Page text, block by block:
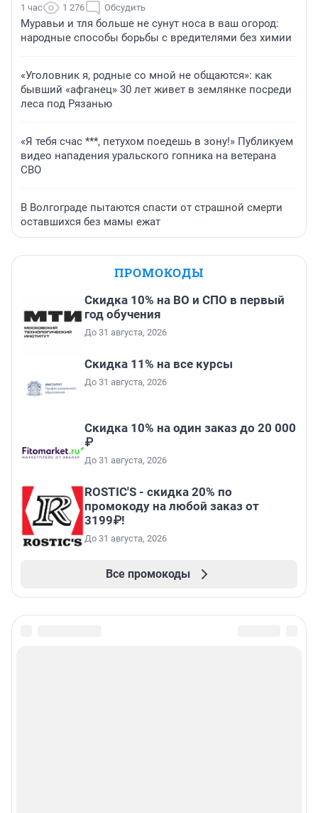
1 час 1 276 Обсудить
Муравьи и тля больше не сунут носа в ваш огород:
народные способы борьбы с вредителями без химии
«Уголовник я, родные со мной не общаются»: как
бывший «афганец» 30 лет живет в землянке посреди
леса под Рязанью
«Я тебя счас ***, петухом поедешь в зону!» Публикуем
видео нападения уральского гопника на ветерана
СВО
В Волгограде пытаются спасти от страшной смерти
оставшихся без мамы ежат
ПРОМОКОДЫ
Скидка 10% на ВО и СПО в первый
год обучения
До 31 августа, 2026
Скидка 11% на все курсы
До 31 августа, 2026
Скидка 10% на один заказ до 20 000
₽
До 31 августа, 2026
ROSTIC'S - скидка 20% по
промокоду на любой заказ от
3199₽!
До 31 августа, 2026
Все промокоды